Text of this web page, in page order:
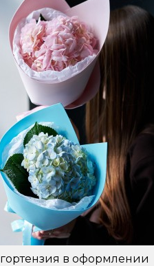
гортензия в оформлении